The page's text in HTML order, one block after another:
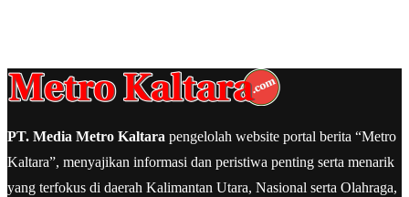
PT. Media Metro Kaltara pengelolah website portal berita “Metro
Kaltara”, menyajikan informasi dan peristiwa penting serta menarik
yang terfokus di daerah Kalimantan Utara, Nasional serta Olahraga,